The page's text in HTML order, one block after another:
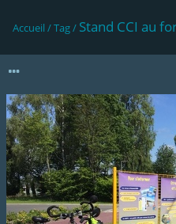
Accueil /Tag/ Stand CCI au